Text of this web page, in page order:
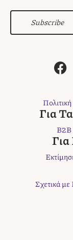
Subscribe
F
a
e
b
o
o
k
Για
B2B
Για
Σχετικά